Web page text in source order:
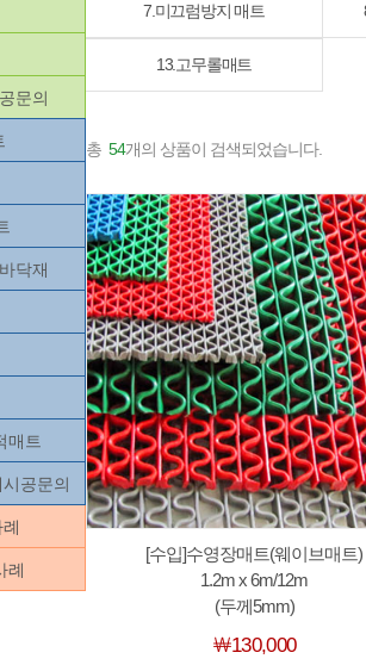
문의
닥재
매트
공문의
례
7.미끄럼방지 매트
13.고무롤매트
총 54개의 상품이 검색되었습니다.
[수입]수영장매트(웨이브매트)
1.2m x 6m/12m
(두께5mm)
￦130,000